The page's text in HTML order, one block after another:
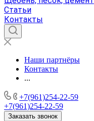
Статьи
Контакты
Наши партнёры
Контакты
...
+7(961)254-22-59
+7(961)254-22-59
Заказать звонок